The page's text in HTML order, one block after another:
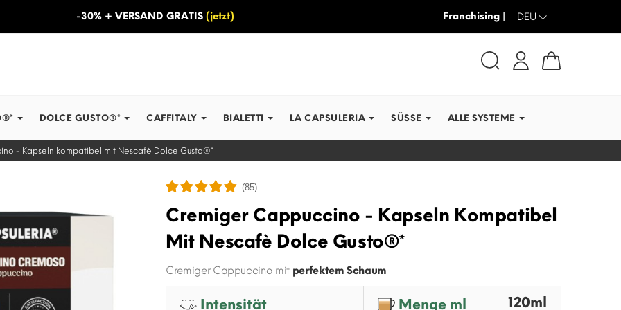
-30% + VERSAND GRATIS (jetzt) -30% + VERSAND GRATIS
Franchising | DEU
DOLCE GUSTO®* CAFFITALY BIALETTI LA CAPSULERIA SÜSSE ALLE SYSTEME
- Kapseln kompatibel mit Nescafè Dolce Gusto®*
(85)
Cremiger Cappuccino - Kapseln Kompatibel
Mit Nescafè Dolce Gusto®*
Cremiger Cappuccino mit perfektem Schaum
Intensität Menge ml 120ml